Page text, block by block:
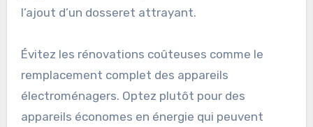
l’ajout d’un dosseret attrayant.
Évitez les rénovations coûteuses comme le
remplacement complet des appareils
électroménagers. Optez plutôt pour des
appareils économes en énergie qui peuvent